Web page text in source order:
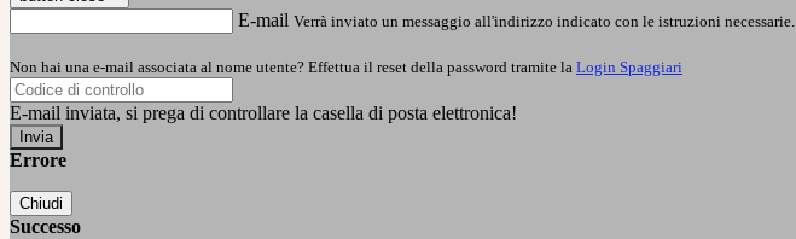
E-mail Verrà inviato un messaggio all'indirizzo indicato con le istruzioni necessarie.
Non hai una e-mail associata al nome utente? Effettua il reset della password tramite la Login Spaggiari
E-mail inviata, si prega di controllare la casella di posta elettronica!
Errore
Chiudi
Successo